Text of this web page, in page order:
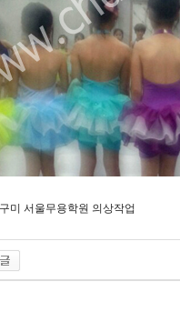
미 서울무용학원 의상작업